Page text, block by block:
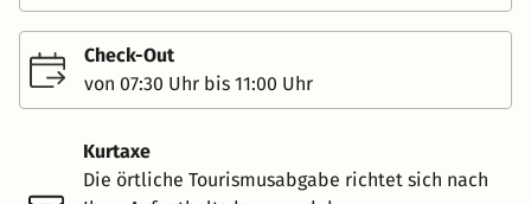
Check-Out
von 07:30 Uhr bis 11:00 Uhr
Kurtaxe
Die örtliche Tourismusabgabe richtet sich nach